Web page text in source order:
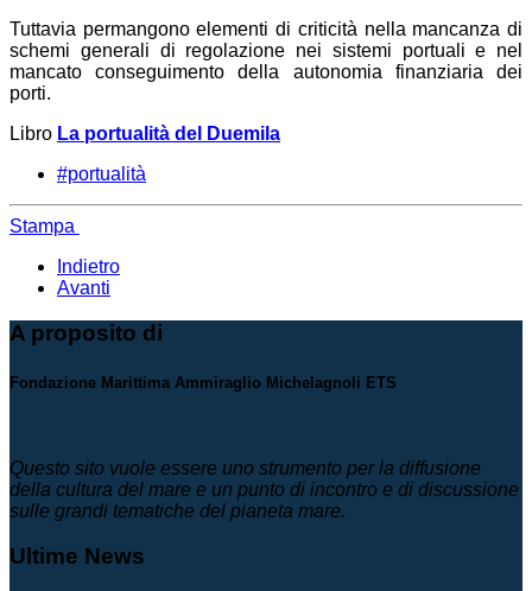
Tuttavia permangono elementi di criticità nella mancanza di
schemi generali di regolazione nei sistemi portuali e nel
mancato conseguimento della autonomia finanziaria dei
porti.
Libro La portualità del Duemila
#portualità
Stampa
Indietro
Avanti
A proposito di
Fondazione Marittima Ammiraglio Michelagnoli ETS
Questo sito vuole essere uno strumento per la diffusione
della cultura del mare e un punto di incontro e di discussione
sulle grandi tematiche del pianeta mare.
Ultime News